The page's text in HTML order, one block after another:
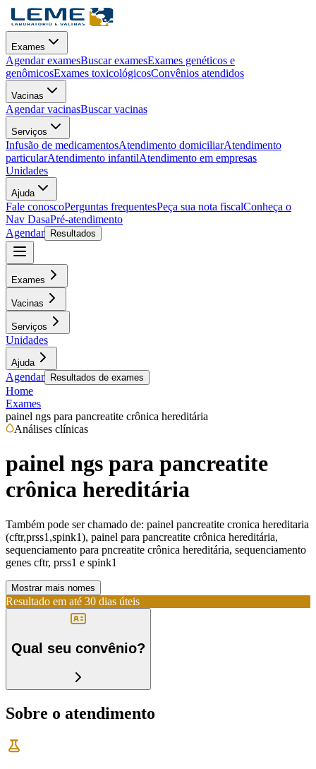
Exames
Agendar examesBuscar examesExames genéticos e
genômicosExames toxicológicosConvênios atendidos
Vacinas
Agendar vacinasBuscar vacinas
Serviços
Infusão de medicamentosAtendimento domiciliarAtendimento
particularAtendimento infantilAtendimento em empresas
Unidades
Ajuda
Fale conoscoPerguntas frequentesPeça sua nota fiscalConheça o
Nav DasaPré-atendimento
Agendar
Resultados
Exames
Vacinas
Serviços
Unidades
Ajuda
Agendar Resultados de exames
Home
Exames
painel ngs para pancreatite crônica hereditária
Análises clínicas
painel ngs para pancreatite
crônica hereditária
Também pode ser chamado de: painel pancreatite cronica hereditaria
(cftr,prss1,spink1), painel para pancreatite crônica hereditária,
sequenciamento para pncreatite crônica hereditária, sequenciamento
genes cftr, prss1 e spink1
Mostrar mais nomes
Resultado em até 30 dias úteis
Qual seu convênio?
Sobre o atendimento